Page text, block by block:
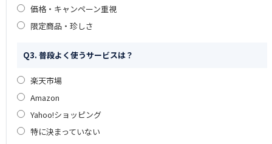
価格・キャンペーン重視
限定商品・珍しさ
Q3. 普段よく使うサービスは？
楽天市場
Amazon
Yahoo!ショッピング
特に決まっていない